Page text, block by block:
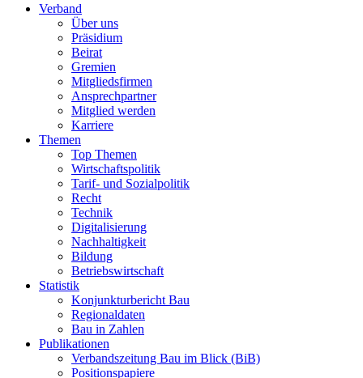
Verband
Über uns
Präsidium
Beirat
Gremien
Mitgliedsfirmen
Ansprechpartner
Mitglied werden
Karriere
Themen
Top Themen
Wirtschaftspolitik
Tarif- und Sozialpolitik
Recht
Technik
Digitalisierung
Nachhaltigkeit
Bildung
Betriebswirtschaft
Statistik
Konjunkturbericht Bau
Regionaldaten
Bau in Zahlen
Publikationen
Verbandszeitung Bau im Blick (BiB)
Positionspapiere